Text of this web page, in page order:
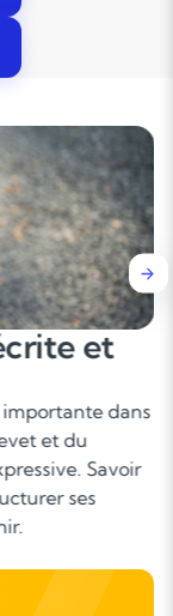
les
de
esprit
: autant de
au